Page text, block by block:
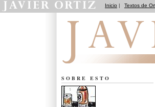
Inicio | Textos de
SOBRE ESTO